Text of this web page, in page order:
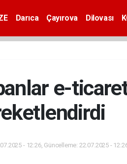
Darıca Çayırova Dilovası
e-
- 12:26, Güncelleme: 22.07.2025 -